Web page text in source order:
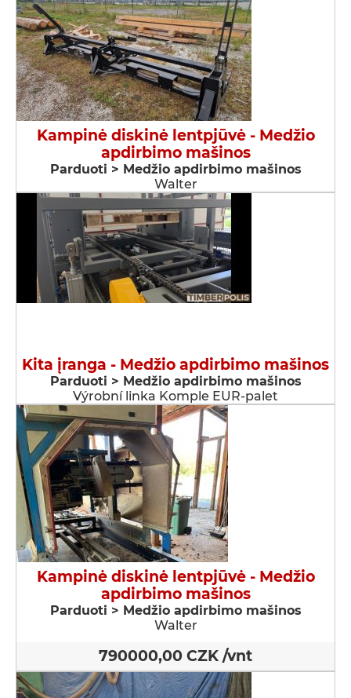
Kampinė diskinė lentpjūvė - Medžio
apdirbimo mašinos
Parduoti > Medžio apdirbimo mašinos
Walter
Kita įranga - Medžio apdirbimo mašinos
Parduoti > Medžio apdirbimo mašinos
Výrobní linka Komple EUR-palet
Kampinė diskinė lentpjūvė - Medžio
apdirbimo mašinos
Parduoti > Medžio apdirbimo mašinos
Walter
790000,00 CZK /vnt